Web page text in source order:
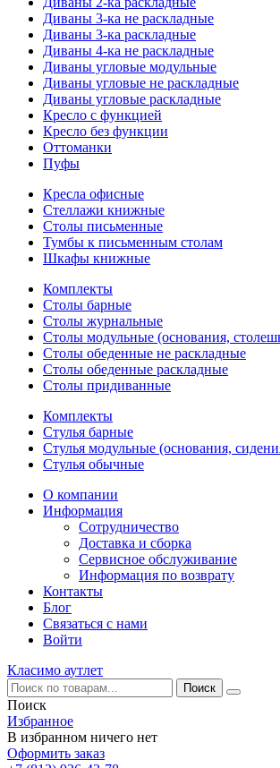
Диваны 3-ка не раскладные
Диваны 3-ка раскладные
Диваны 4-ка не раскладные
Диваны угловые модульные
Диваны угловые не раскладные
Диваны угловые раскладные
Кресло с функцией
Кресло без функции
Оттоманки
Пуфы
Кресла офисные
Стеллажи книжные
Столы письменные
Тумбы к письменным столам
Шкафы книжные
Комплекты
Столы барные
Столы журнальные
Столы модульные (основания,
Столы обеденные не раскладные
Столы обеденные раскладные
Столы придиванные
Комплекты
Стулья барные
Стулья модульные (основания,
Стулья обычные
О компании
Информация
Сотрудничество
Доставка и сборка
Сервисное обслуживание
Информация по возврату
Контакты
Блог
Связаться с нами
Войти
Класимо аутлет
Поиск
Избранное
В избранном ничего нет
Оформить заказ